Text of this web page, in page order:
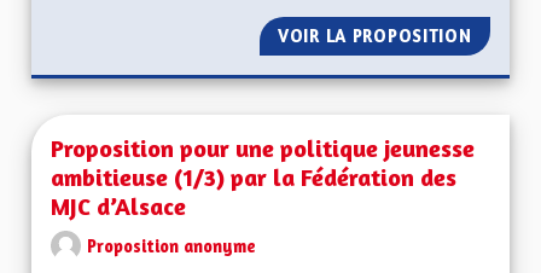
VOIR LA PROPOSITION
Proposition pour une politique jeunesse
ambitieuse (1/3) par la Fédération des
MJC d’Alsace
Proposition anonyme